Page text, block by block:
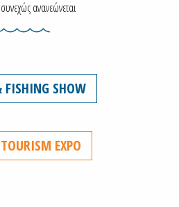
ανανεώνεται
FISHING SHOW
EXPO